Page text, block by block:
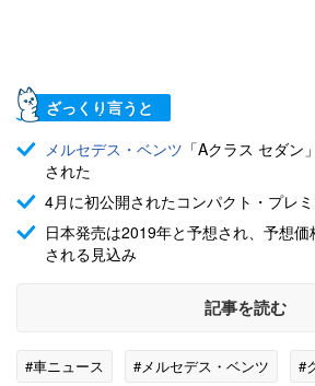
ざっくり言うと
メルセデス・ベンツ 「Aクラス セダ
された
4月に初公開されたコンパクト・プレ
日本発売は2019年と予想され、予想
される見込み
記事を読む
#車ニュース #メルセデス・ベンツ
#